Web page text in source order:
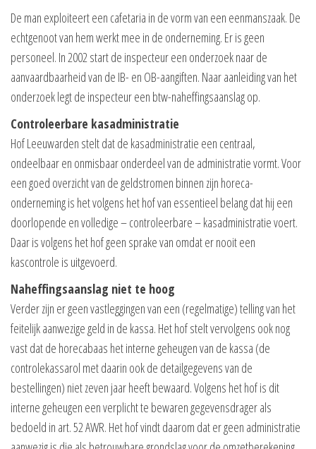
De man exploiteert een cafetaria in de vorm van een eenmanszaak. De
echtgenoot van hem werkt mee in de onderneming. Er is geen
personeel. In 2002 start de inspecteur een onderzoek naar de
aanvaardbaarheid van de IB- en OB-aangiften. Naar aanleiding van het
onderzoek legt de inspecteur een btw-naheffingsaanslag op.
Controleerbare kasadministratie
Hof Leeuwarden stelt dat de kasadministratie een centraal,
ondeelbaar en onmisbaar onderdeel van de administratie vormt. Voor
een goed overzicht van de geldstromen binnen zijn horeca-
onderneming is het volgens het hof van essentieel belang dat hij een
doorlopende en volledige – controleerbare – kasadministratie voert.
Daar is volgens het hof geen sprake van omdat er nooit een
kascontrole is uitgevoerd.
Naheffingsaanslag niet te hoog
Verder zijn er geen vastleggingen van een (regelmatige) telling van het
feitelijk aanwezige geld in de kassa. Het hof stelt vervolgens ook nog
vast dat de horecabaas het interne geheugen van de kassa (de
controlekassarol met daarin ook de detailgegevens van de
bestellingen) niet zeven jaar heeft bewaard. Volgens het hof is dit
interne geheugen een verplicht te bewaren gegevensdrager als
bedoeld in art. 52 AWR. Het hof vindt daarom dat er geen administratie